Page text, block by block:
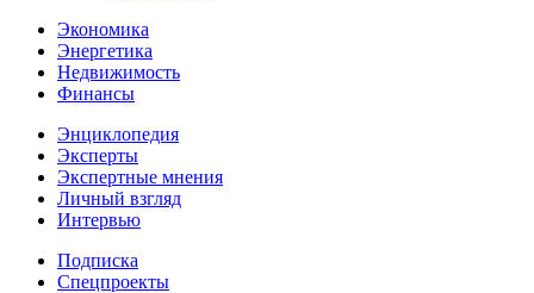
Экономика
Энергетика
Недвижимость
Финансы
Энциклопедия
Эксперты
Экспертные мнения
Личный взгляд
Интервью
Подписка
Спецпроекты